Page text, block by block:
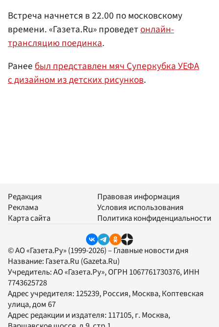
Встреча начнется в 22.00 по московскому
времени. «Газета.Ru» проведетонлайн-
трансляцию поединка.
Ранеебыл представлен мяч Суперкубка УЕФА
с дизайном из детских рисунков.
Редакция
Реклама
Карта сайта
Правовая информация
Условия использования
Политика конфиденциальности
© АО «Газета.Ру» (1999-2026) – Главные новости дня
Название: Газета.Ru (Gazeta.Ru)
Учредитель:АО «Газета.Ру», ОГРН 1067761730376, ИНН
7743625728
Адрес учредителя: 125239, Россия, Москва, Коптевская
улица, дом 67
Адрес редакции и издателя: 117105, г. Москва,